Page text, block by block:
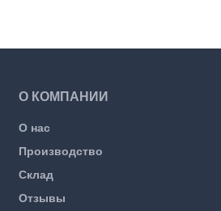
О КОМПАНИИ
О нас
Производство
Склад
Отзывы